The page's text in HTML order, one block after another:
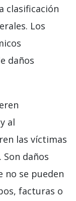
clasificación
Los
daños
al
las víctimas
daños
no se pueden
facturas o